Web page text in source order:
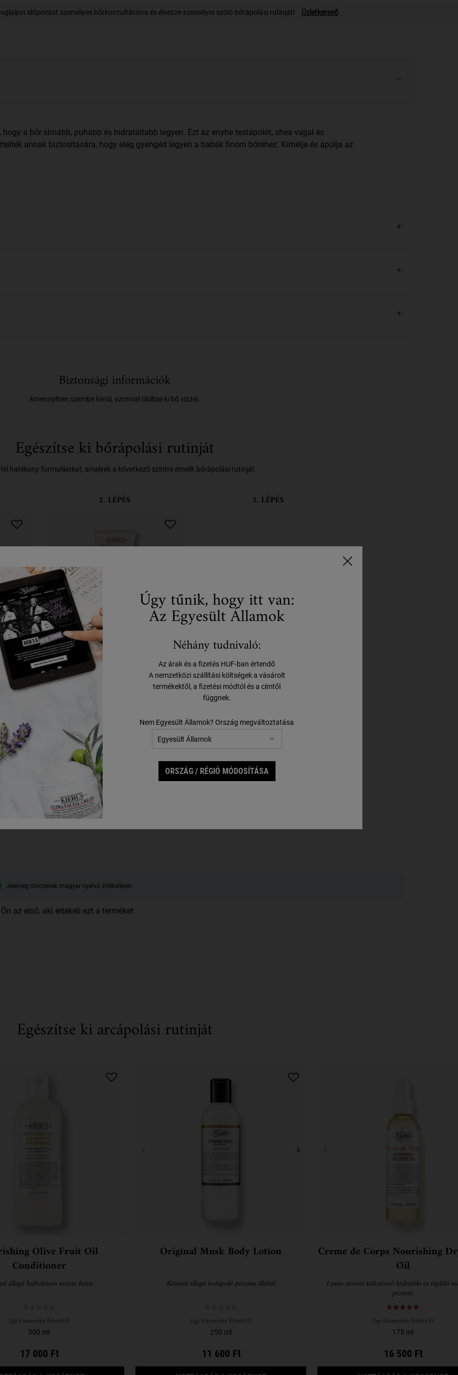
időpontot személyes bőrkonzultációra és élvezze személyre szóló bőrápolási rutinját! Üzletkereső
a bőr simább, puhább és hidratáltabb legyen. Ezt az enyhe testápolót, shea vajjal és
annak biztosítására, hogy elég gyengéd legyen a babák finom bőréhez. Kímélje és ápolja az
Biztonsági információk
Amennyiben szembe kerül, azonnal öblítse ki bő vízzel.
Egészítse ki bőrápolási rutinját
fel hatékony formuláinkat, amelyek a következő szintre emelik bőrápolási rutinját.
A(Z) GENTLE HAIR & BODY WASH ELÉRHETŐ
2. LÉPÉS
Nurturing Baby Cream for
Face & Body
Egy Kiszerelés Érhető El
13 200 Ft
ÉRTESÍTÉST KÉREK
3. LÉPÉS
Jelenleg nincsenek magyar nyelvű értékelések.
az első, aki értékeli ezt a terméket
Egészítse ki arcápolási rutinját
Olive Fruit Oil
Conditioner
állagú hajbalzsam száraz hajra.
Egy Kiszerelés Érhető El
500 ml
17 000 Ft
Original Musk Body Lotion
Könnyű állagú testápoló pézsma illattal.
Egy Kiszerelés Érhető El
250 ml
11 600 Ft
Creme de Corps Nourishing
Oil
Luxus érzetet kölcsönző hidratáló és tápláló
permet.
Egy Kiszerelés Érhető El
175 ml
16 500 Ft
Úgy tűnik, hogy itt van:
Az Egyesült Államok
Néhány tudnivaló:
Az árak és a fizetés HUF-ban értendő
A nemzetközi szállítási költségek a vásárolt
termékektől, a fizetési módtól és a címtől
függnek.
Nem Egyesült Államok? Ország megváltoztatása
ORSZÁG / RÉGIÓ MÓDOSÍTÁSA